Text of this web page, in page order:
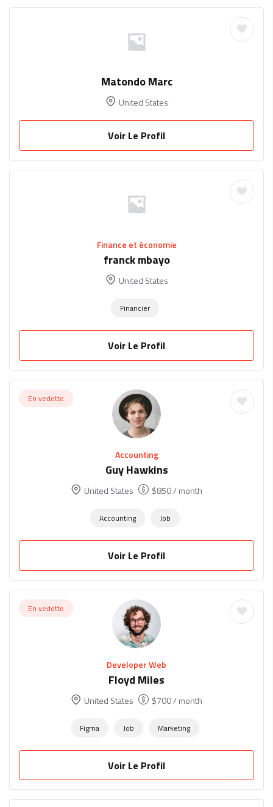
Matondo Marc
United States
Voir Le Profil
Finance et économie
franck mbayo
United States
Financier
Voir Le Profil
En vedette
Accounting
Guy Hawkins
United States $850/ month
Accounting Job
Voir Le Profil
En vedette
Developer Web
Floyd Miles
United States $700/ month
Figma Job Marketing
Voir Le Profil